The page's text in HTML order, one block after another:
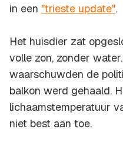
in een "trieste update".
Het huisdier zat
volle zon, zonder
waarschuwden de
balkon werd gehaald.
lichaamstemperatuur
niet best aan toe.